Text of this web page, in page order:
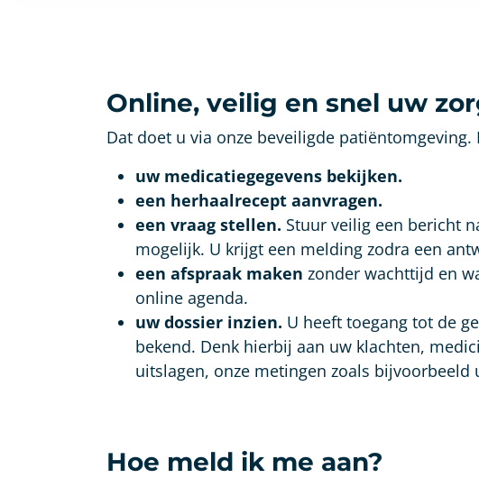
Online, veilig en snel uw
Dat doet u via onze beveiligde patiëntomgeving.
uw medicatiegegevens bekijken.
een herhaalrecept aanvragen.
een vraag stellen. Stuur veilig een bericht
mogelijk. U krijgt een melding zodra een
een afspraak maken zonder wachttijd en
online agenda.
uw dossier inzien. U heeft toegang tot de
bekend. Denk hierbij aan uw klachten,
uitslagen, onze metingen zoals
Hoe meld ik me aan?